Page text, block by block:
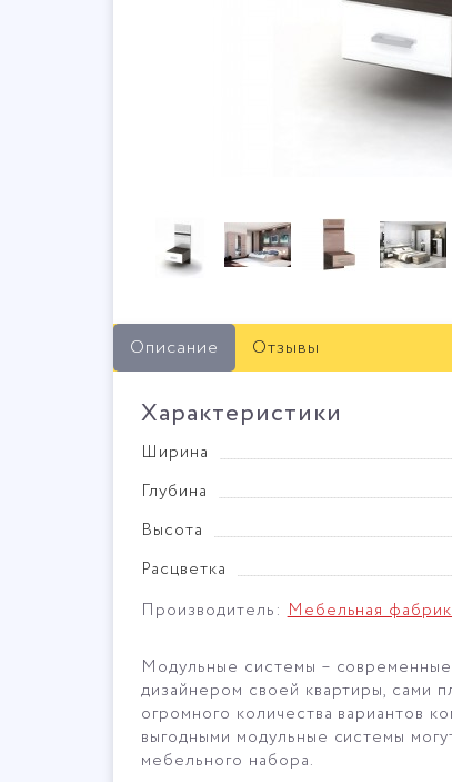
Описание Отзывы
Характеристики
Ширина
Глубина
Высота
Расцветка
Производитель:Мебельная
Модульные системы –
дизайнером своей квартиры, сами
огромного количества вариантов
выгодными модульные системы
мебельного набора.